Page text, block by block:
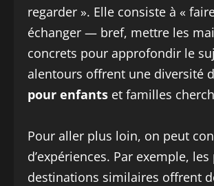
regarder ». Elle consiste à «
échanger — bref, mettre les
concrets pour approfondir le
alentours offrent une diversité
pour enfants et familles
Pour aller plus loin, on peut
d’expériences. Par exemple,
destinations similaires offrent